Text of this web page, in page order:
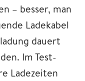
– besser, man
Ladekabel
dauert
Im Test-
Ladezeiten